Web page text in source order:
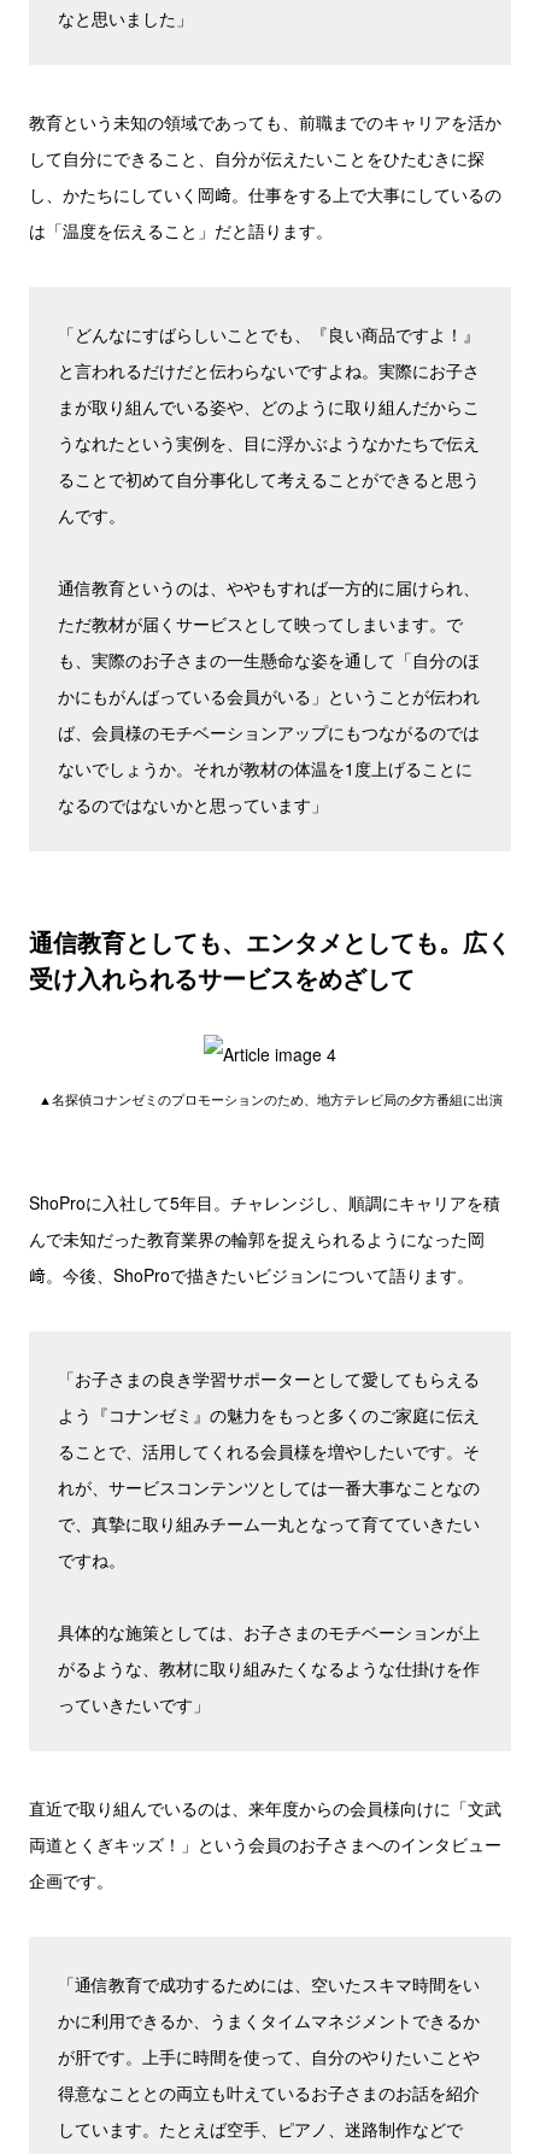
なと思いました」
教育という未知の領域であっても、前職までのキャリアを活か
して自分にできること、自分が伝えたいことをひたむきに探
し、かたちにしていく岡﨑。仕事をする上で大事にしているの
は「温度を伝えること」だと語ります。
「どんなにすばらしいことでも、『良い商品ですよ！』
と言われるだけだと伝わらないですよね。実際にお子さ
まが取り組んでいる姿や、どのように取り組んだからこ
うなれたという実例を、目に浮かぶようなかたちで伝え
ることで初めて自分事化して考えることができると思う
んです。
通信教育というのは、ややもすれば一方的に届けられ、
ただ教材が届くサービスとして映ってしまいます。で
も、実際のお子さまの一生懸命な姿を通して「自分のほ
かにもがんばっている会員がいる」ということが伝われ
ば、会員様のモチベーションアップにもつながるのでは
ないでしょうか。それが教材の体温を1度上げることに
なるのではないかと思っています」
通信教育としても、エンタメとしても。広く
受け入れられるサービスをめざして
▲名探偵コナンゼミのプロモーションのため、地方テレビ局の夕方番組に出演
ShoProに入社して5年目。チャレンジし、順調にキャリアを積
んで未知だった教育業界の輪郭を捉えられるようになった岡
﨑。今後、ShoProで描きたいビジョンについて語ります。
「お子さまの良き学習サポーターとして愛してもらえる
よう『コナンゼミ』の魅力をもっと多くのご家庭に伝え
ることで、活用してくれる会員様を増やしたいです。そ
れが、サービスコンテンツとしては一番大事なことなの
で、真摯に取り組みチーム一丸となって育てていきたい
ですね。
具体的な施策としては、お子さまのモチベーションが上
がるような、教材に取り組みたくなるような仕掛けを作
っていきたいです」
直近で取り組んでいるのは、来年度からの会員様向けに「文武
両道とくぎキッズ！」という会員のお子さまへのインタビュー
企画です。
「通信教育で成功するためには、空いたスキマ時間をい
かに利用できるか、うまくタイムマネジメントできるか
が肝です。上手に時間を使って、自分のやりたいことや
得意なこととの両立も叶えているお子さまのお話を紹介
しています。たとえば空手、ピアノ、迷路制作などで